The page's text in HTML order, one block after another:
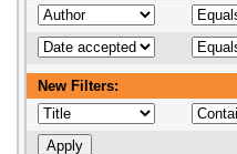
New Filters: